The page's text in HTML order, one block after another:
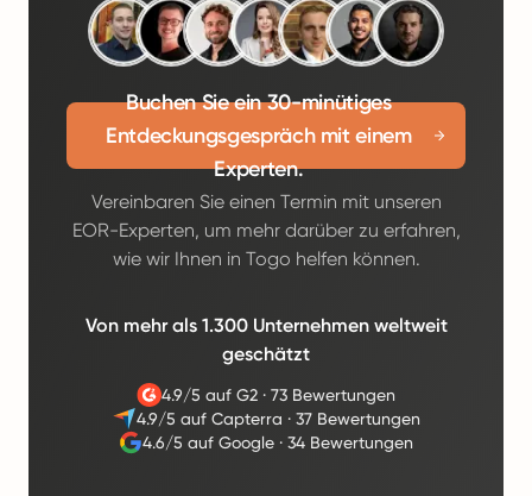
Buchen Sie ein 30-minütiges
Entdeckungsgespräch mit einem
Experten.
Vereinbaren Sie einen Termin mit unseren
EOR-Experten, um mehr darüber zu erfahren,
wie wir Ihnen in Togo helfen können.
Von mehr als 1.300 Unternehmen weltweit
geschätzt
4.9/5 auf G2· 73 Bewertungen
4.9/5 auf Capterra · 37 Bewertungen
4.6/5 auf Google ·34 Bewertungen